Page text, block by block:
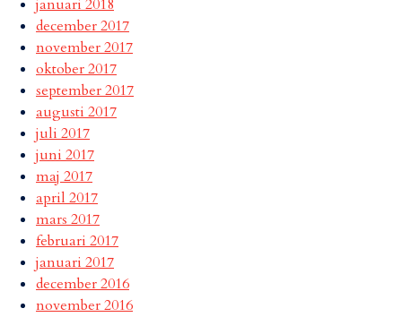
januari 2018
december 2017
november 2017
oktober 2017
september 2017
augusti 2017
juli 2017
juni 2017
maj 2017
april 2017
mars 2017
februari 2017
januari 2017
december 2016
november 2016